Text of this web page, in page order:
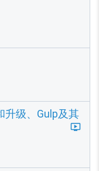
升级、Gulp及其